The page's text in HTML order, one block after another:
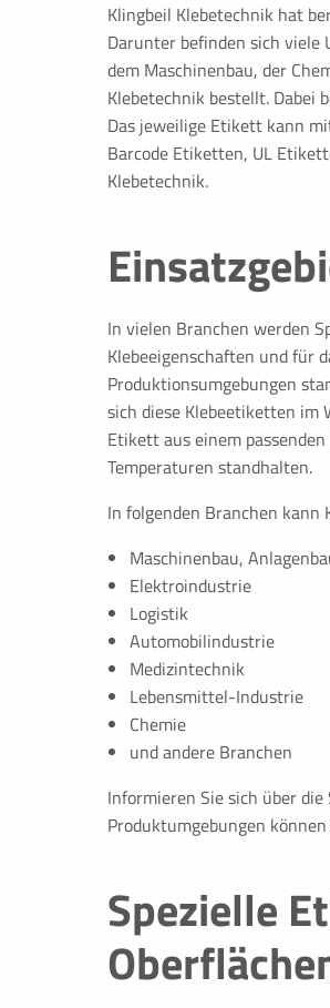
Klingbeil Klebetechnik hat
Darunter befinden sich viele
dem Maschinenbau, der
Klebetechnik bestellt. Dabei
Das jeweilige Etikett kann
Barcode Etiketten, UL
Klebetechnik.
In vielen Branchen werden
Klebeeigenschaften und für
Produktionsumgebungen
sich diese Klebeetiketten im
Etikett aus einem
Temperaturen standhalten.
In folgenden Branchen kann
Maschinenbau,
Elektroindustrie
Logistik
Automobilindustrie
Medizintechnik
Lebensmittel-Industrie
Chemie
und andere Branchen
Informieren Sie sich über
Produktumgebungen
Spezielle
Cookie Consent
Name:
Zweck:
Cookie Laufzeit:
fe_typo_user
Zweck:
PERFORMANCE
Statistik Cookies erfassen
verstehen, wie unsere Besucher
Google Analytics
Name:
Zweck:
COOKIES FÜR EXTERNE